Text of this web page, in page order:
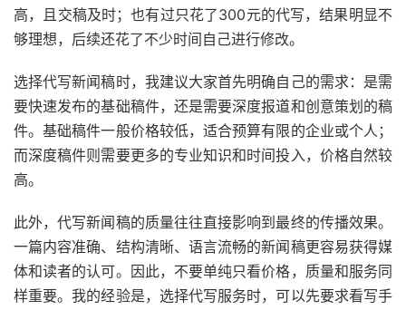
高，且交稿及时；也有过只花了300元的代写，结果明显不
够理想，后续还花了不少时间自己进行修改。
选择代写新闻稿时，我建议大家首先明确自己的需求：是需
要快速发布的基础稿件，还是需要深度报道和创意策划的稿
件。基础稿件一般价格较低，适合预算有限的企业或个人；
而深度稿件则需要更多的专业知识和时间投入，价格自然较
高。
此外，代写新闻稿的质量往往直接影响到最终的传播效果。
一篇内容准确、结构清晰、语言流畅的新闻稿更容易获得媒
体和读者的认可。因此，不要单纯只看价格，质量和服务同
样重要。我的经验是，选择代写服务时，可以先要求看写手